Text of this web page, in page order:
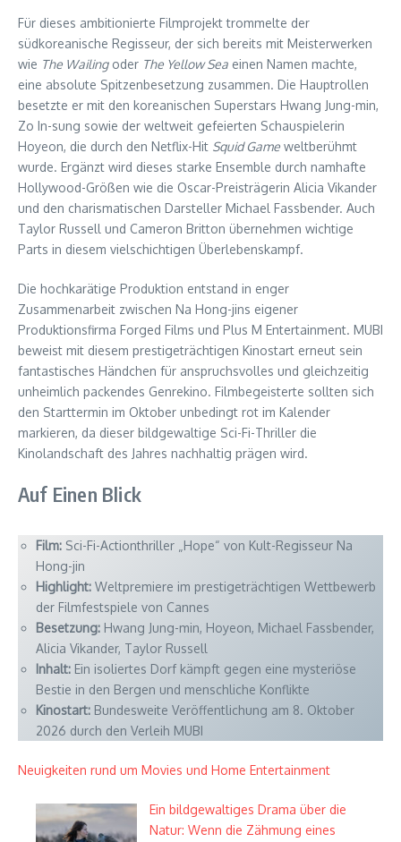
Für dieses ambitionierte Filmprojekt trommelte der
südkoreanische Regisseur, der sich bereits mit Meisterwerken
wie The Wailingoder The Yellow Sea einen Namen machte,
eine absolute Spitzenbesetzung zusammen. Die Hauptrollen
besetzte er mit den koreanischen Superstars Hwang Jung-min,
Zo In-sung sowie der weltweit gefeierten Schauspielerin
Hoyeon, die durch den Netflix-Hit Squid Game weltberühmt
wurde. Ergänzt wird dieses starke Ensemble durch namhafte
Hollywood-Größen wie die Oscar-Preisträgerin Alicia Vikander
und den charismatischen Darsteller Michael Fassbender. Auch
Taylor Russell und Cameron Britton übernehmen wichtige
Parts in diesem vielschichtigen Überlebenskampf.
Die hochkarätige Produktion entstand in enger
Zusammenarbeit zwischen Na Hong-jins eigener
Produktionsfirma Forged Films und Plus M Entertainment. MUBI
beweist mit diesem prestigeträchtigen Kinostart erneut sein
fantastisches Händchen für anspruchsvolles und gleichzeitig
unheimlich packendes Genrekino. Filmbegeisterte sollten sich
den Starttermin im Oktober unbedingt rot im Kalender
markieren, da dieser bildgewaltige Sci-Fi-Thriller die
Kinolandschaft des Jahres nachhaltig prägen wird.
Auf Einen Blick
Film: Sci-Fi-Actionthriller „Hope“ von Kult-Regisseur Na
Hong-jin
Highlight: Weltpremiere im prestigeträchtigen Wettbewerb
der Filmfestspiele von Cannes
Besetzung: Hwang Jung-min, Hoyeon, Michael Fassbender,
Alicia Vikander, Taylor Russell
Inhalt: Ein isoliertes Dorf kämpft gegen eine mysteriöse
Bestie in den Bergen und menschliche Konflikte
Kinostart: Bundesweite Veröffentlichung am 8. Oktober
2026 durch den Verleih MUBI
Neuigkeiten rund um Movies und Home Entertainment
Ein bildgewaltiges Drama über die
Natur: Wenn die Zähmung eines